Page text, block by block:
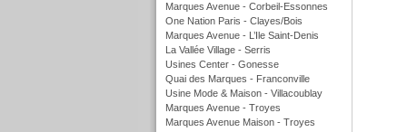
Marques Avenue - Corbeil-Essonnes
One Nation Paris - Clayes/Bois
Marques Avenue - L’Ile Saint-Denis
La Vallée Village - Serris
Usines Center - Gonesse
Quai des Marques - Franconville
Usine Mode & Maison - Villacoublay
Marques Avenue - Troyes
Marques Avenue Maison - Troyes